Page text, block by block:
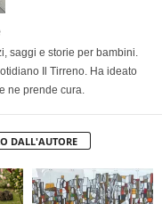
saggi e storie per bambini.
Il Tirreno. Ha ideato
ne prende cura.
DALL'AUTORE